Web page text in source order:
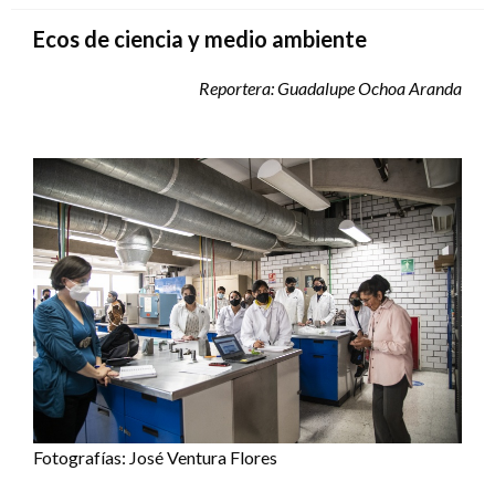
Ecos de ciencia y medio ambiente
Reportera: Guadalupe Ochoa Aranda
Fotografías: José Ventura Flores